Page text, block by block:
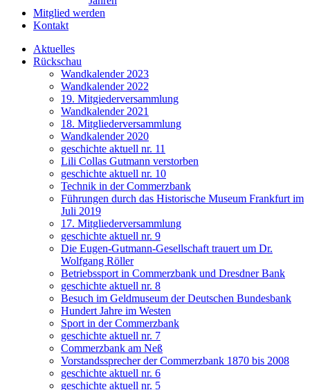
Mitglied werden
Kontakt
Aktuelles
Rückschau
Wandkalender 2023
Wandkalender 2022
19. Mitgiederversammlung
Wandkalender 2021
18. Mitgliederversammlung
Wandkalender 2020
geschichte aktuell nr. 11
Lili Collas Gutmann verstorben
geschichte aktuell nr. 10
Technik in der Commerzbank
Führungen durch das Historische Museum Frankfurt im
Juli 2019
17. Mitgliederversammlung
geschichte aktuell nr. 9
Die Eugen-Gutmann-Gesellschaft trauert um Dr.
Wolfgang Röller
Betriebssport in Commerzbank und Dresdner Bank
geschichte aktuell nr. 8
Besuch im Geldmuseum der Deutschen Bundesbank
Hundert Jahre im Westen
Sport in der Commerzbank
geschichte aktuell nr. 7
Commerzbank am Neß
Vorstandssprecher der Commerzbank 1870 bis 2008
geschichte aktuell nr. 6
geschichte aktuell nr. 5